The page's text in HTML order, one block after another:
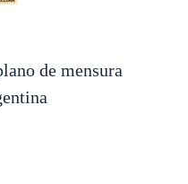
de mensura